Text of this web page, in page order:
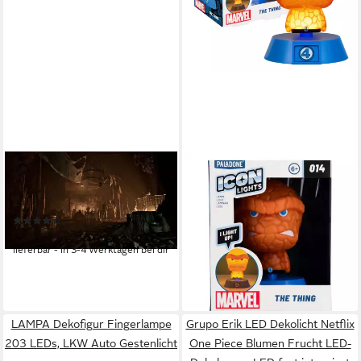
THQ NORDIC
Gothic 1 Remake PlayStation
(10)
49,95 €
lieferbar - in 3-4 Werktagen bei dir
PALADONE
LED Dekolicht Fantastic Four
Icons Leuchte The Thing 22
8,95 € UVP19,00 €
-53%
lieferbar - in 8-10 Werktagen bei
LAMPA Dekofigur Fingerlampe
203 LEDs, LKW Auto Gestenlicht
Grupo Erik LED Dekolicht Netflix
One Piece Blumen Frucht LED-